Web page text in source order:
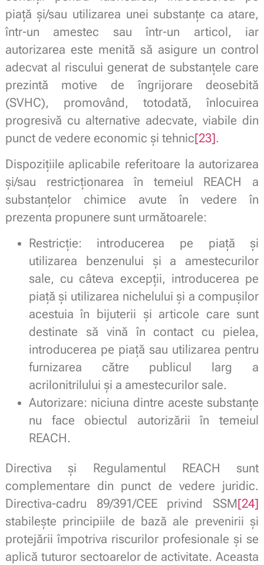
piață și/sau utilizarea unei substanțe ca atare,
într-un amestec sau într-un articol, iar
autorizarea este menită să asigure un control
adecvat al riscului generat de substanțele care
prezintă motive de îngrijorare deosebită
(SVHC), promovând, totodată, înlocuirea
progresivă cu alternative adecvate, viabile din
punct de vedere economic și tehnic[23].
Dispozițiile aplicabile referitoare la autorizarea
și/sau restricționarea în temeiul REACH a
substanțelor chimice avute în vedere în
prezenta propunere sunt următoarele:
Restricție: introducerea pe piață și
utilizarea benzenului și a amestecurilor
sale, cu câteva excepții, introducerea pe
piață și utilizarea nichelului și a compușilor
acestuia în bijuterii și articole care sunt
destinate să vină în contact cu pielea,
introducerea pe piață sau utilizarea pentru
furnizarea către publicul larg a
acrilonitrilului și a amestecurilor sale.
Autorizare: niciuna dintre aceste substanțe
nu face obiectul autorizării în temeiul
REACH.
Directiva și Regulamentul REACH sunt
complementare din punct de vedere juridic.
Directiva-cadru 89/391/CEE privind SSM[24]
stabilește principiile de bază ale prevenirii și
protejării împotriva riscurilor profesionale și se
aplică tuturor sectoarelor de activitate. Aceasta